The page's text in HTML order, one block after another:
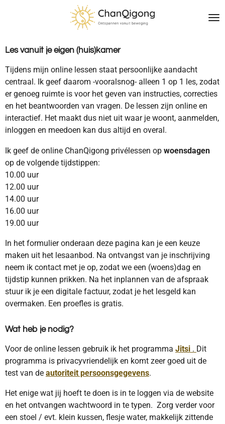
de
Les vanuit je eigen (huis)kamer
Tijdens mijn online lessen staat persoonlijke aandacht
centraal. Ik geef daarom -vooralsnog- alleen 1 op 1 les, zodat
er genoeg ruimte is voor het geven van instructies, correcties
en het beantwoorden van vragen. De lessen zijn online en
interactief. Het maakt dus niet uit waar je woont, aanmelden,
inloggen en meedoen kan dus altijd en overal.
Ik geef de online ChanQigong privélessen op woensdagen
op de volgende tijdstippen:
10.00 uur
12.00 uur
14.00 uur
16.00 uur
19.00 uur
In het formulier onderaan deze pagina kan je een keuze
maken uit het lesaanbod. Na ontvangst van je inschrijving
neem ik contact met je op, zodat we een (woens)dag en
tijdstip kunnen prikken. Na het inplannen van de afspraak
stuur ik je een digitale factuur, zodat je het lesgeld kan
overmaken. Een proefles is gratis.
Wat heb je nodig?
Voor de online lessen gebruik ik het programma Jitsi . Dit
programma is privacyvriendelijk en komt zeer goed uit de
test van de autoriteit persoonsgegevens.
Het enige wat jij hoeft te doen is in te loggen via de website
en het ontvangen wachtwoord in te typen. Zorg verder voor
een stoel / evt. klein kussen, flesje water, makkelijk zittende